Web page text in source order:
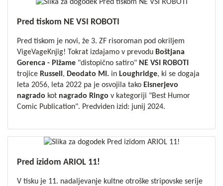
Pred tiskom NE VSI ROBOTI
Pred tiskom je novi, že 3. ZF risoroman pod okriljem
VigeVageKnjig! Tokrat izdajamo v prevodu Boštjana
Gorenca - Pižame"distopično satiro" NE VSI ROBOTI
trojice Russell , Deodato Ml.in Loughridge, ki se dogaja
leta 2056, leta 2022 pa je osvojila tako Eisnerjevo
nagrado kot nagrado Ringo v kategoriji "Best Humor
Comic Publication". Predviden izid: junij 2024.
Pred izidom ARIOL 11!
V tisku je 11. nadaljevanje kultne otroške stripovske serije